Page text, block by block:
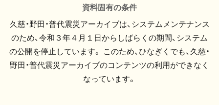
資料固有の条件
久慈・野田・普代震災アーカイブは、システムメンテナンス
のため、令和３年４月１日からしばらくの期間、システム
の公開を停止しています。 このため、ひなぎくでも、久慈・
野田・普代震災アーカイブのコンテンツの利用ができなく
なっています。